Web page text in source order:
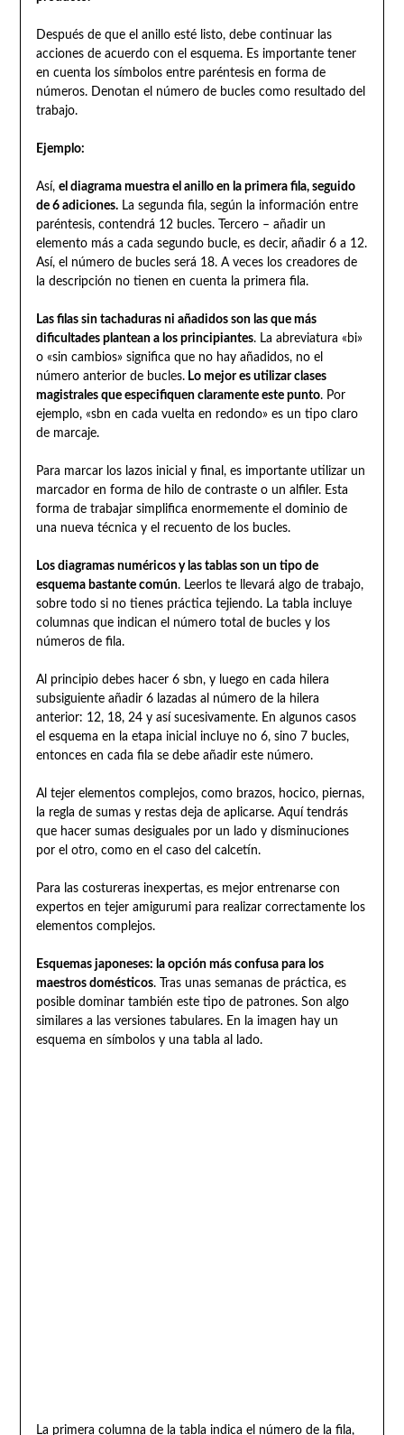
Después de que el anillo esté listo, debe continuar las
acciones de acuerdo con el esquema. Es importante tener
en cuenta los símbolos entre paréntesis en forma de
números. Denotan el número de bucles como resultado del
trabajo.
Ejemplo:
Así, el diagrama muestra el anillo en la primera fila, seguido
de 6 adiciones.La segunda fila, según la información entre
paréntesis, contendrá 12 bucles. Tercero – añadir un
elemento más a cada segundo bucle, es decir, añadir 6 a 12.
Así, el número de bucles será 18. A veces los creadores de
la descripción no tienen en cuenta la primera fila.
Las filas sin tachaduras ni añadidos son las que más
dificultades plantean a los principiantes. La abreviatura «bi»
o «sin cambios» significa que no hay añadidos, no el
número anterior de bucles.Lo mejor es utilizar clases
magistrales que especifiquen claramente este punto. Por
ejemplo, «sbn en cada vuelta en redondo» es un tipo claro
de marcaje.
Para marcar los lazos inicial y final, es importante utilizar un
marcador en forma de hilo de contraste o un alfiler. Esta
forma de trabajar simplifica enormemente el dominio de
una nueva técnica y el recuento de los bucles.
Los diagramas numéricos y las tablas son un tipo de
esquema bastante común. Leerlos te llevará algo de trabajo,
sobre todo si no tienes práctica tejiendo. La tabla incluye
columnas que indican el número total de bucles y los
números de fila.
Al principio debes hacer 6 sbn, y luego en cada hilera
subsiguiente añadir 6 lazadas al número de la hilera
anterior: 12, 18, 24 y así sucesivamente. En algunos casos
el esquema en la etapa inicial incluye no 6, sino 7 bucles,
entonces en cada fila se debe añadir este número.
Al tejer elementos complejos, como brazos, hocico, piernas,
la regla de sumas y restas deja de aplicarse. Aquí tendrás
que hacer sumas desiguales por un lado y disminuciones
por el otro, como en el caso del calcetín.
Para las costureras inexpertas, es mejor entrenarse con
expertos en tejer amigurumi para realizar correctamente los
elementos complejos.
Esquemas japoneses: la opción más confusa para los
maestros domésticos. Tras unas semanas de práctica, es
posible dominar también este tipo de patrones. Son algo
similares a las versiones tabulares. En la imagen hay un
esquema en símbolos y una tabla al lado.
La primera columna de la tabla indica el número de la fila,